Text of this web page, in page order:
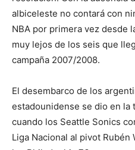
albiceleste no contará con
NBA por primera vez desde
muy lejos de los seis que
campaña 2007/2008.
El desembarco de los
estadounidense se dio en la
cuando los Seattle Sonics
Liga Nacional al pivot